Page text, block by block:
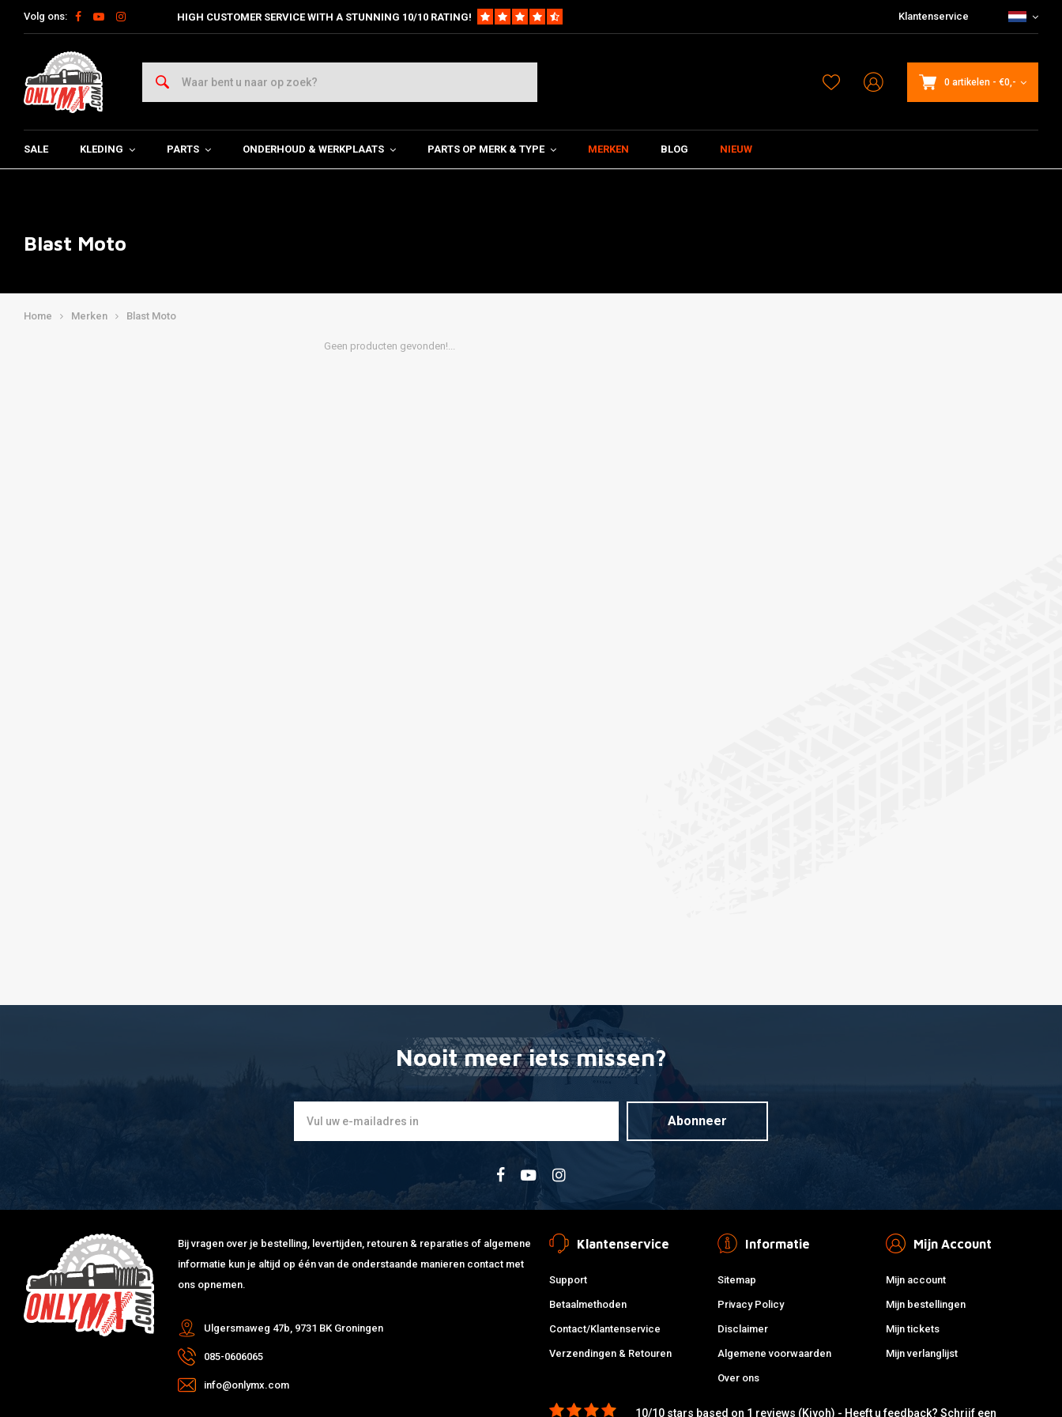
Volg ons: HIGH CUSTOMER SERVICE WITH A STUNNING 10/10 RATING! Klantenservice
0 artikelen - €0,-
SALE KLEDING PARTS ONDERHOUD & WERKPLAATS PARTS OP MERK & TYPE MERKEN BLOG NIEUW
Blast Moto
Home Merken Blast Moto
Geen producten gevonden!...
Nooit meer iets missen?
Abonneer
Bij vragen over je bestelling, levertijden, retouren & reparaties of algemene
informatie kun je altijd op één van de onderstaande manieren contact met
ons opnemen.
Ulgersmaweg 47b, 9731 BK Groningen
085-0606065
info@onlymx.com
Klantenservice
Support
Betaalmethoden
Contact/Klantenservice
Verzendingen & Retouren
Informatie
Sitemap
Privacy Policy
Disclaimer
Algemene voorwaarden
Over ons
Mijn Account
Mijn account
Mijn bestellingen
Mijn tickets
Mijn verlanglijst
10/10 stars based on 1 reviews (Kiyoh) - Heeft u feedback?Schrijf een